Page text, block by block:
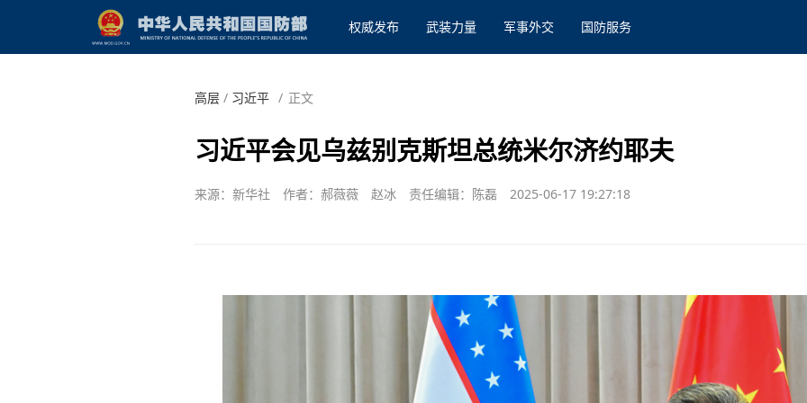
权威发布 武装力量 军事外交 国防服务
高层/ 习近平 / 正文
习近平会见乌兹别克斯坦总统米尔济约耶夫
来源：新华社 作者：郝薇薇 赵冰 责任编辑：陈磊 2025-06-17 19:27:18